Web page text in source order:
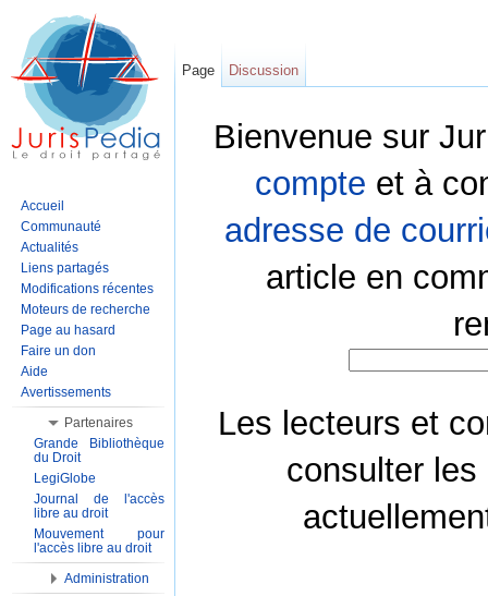
Bienvenue sur
compte et à
adresse de
article en
Les lecteurs et
consulter les
Page Discussion
Accueil
Communauté
Actualités
Liens partagés
Modifications récentes
Moteurs de recherche
Page au hasard
Faire un don
Aide
Avertissements
Partenaires
Grande Bibliothèque
du Droit
LegiGlobe
Journal de l'accès
libre au droit
Mouvement pour
l'accès libre au droit
Administration